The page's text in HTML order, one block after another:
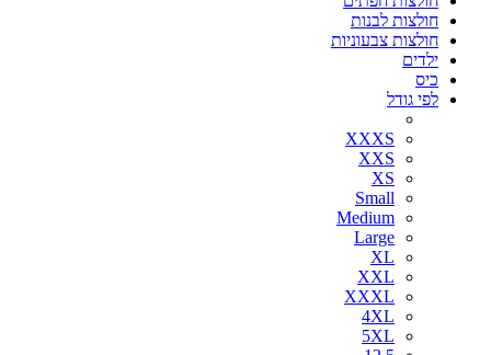
חולצות לבנות
חולצות צבעוניות
ילדים
כיס
לפי גודל
XXXS
XXS
XS
Small
Medium
Large
XL
XXL
XXXL
4XL
5XL